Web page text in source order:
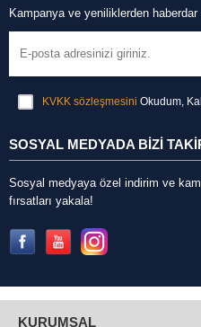
Kampanya ve yeniliklerden
KVKK sözleşmesini Okudum,
SOSYAL MEDYADA BİZİ
Sosyal medyaya özel indirim ve
fırsatları yakala!
KURUMSAL